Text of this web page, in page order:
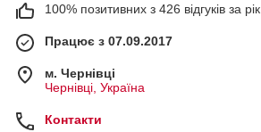
100% позитивних з 426 відгуків за рік
Працює з 07.09.2017
м. Чернівці
Чернівці, Україна
Контакти